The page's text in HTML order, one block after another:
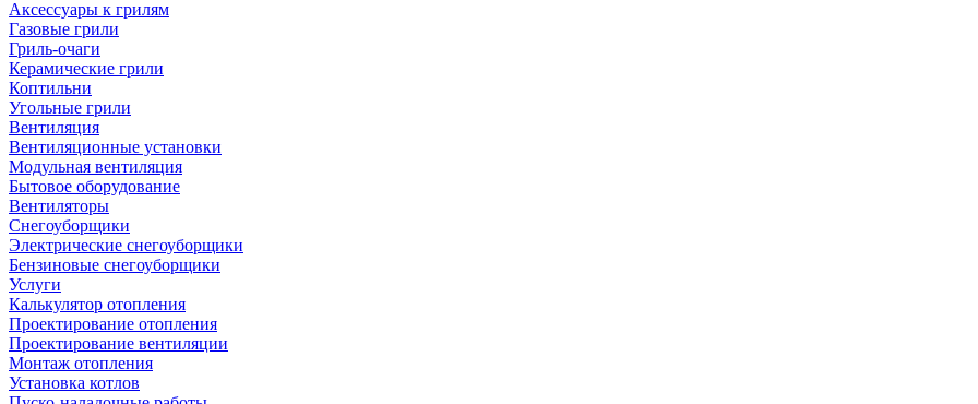
Аксессуары к грилям
Газовые грили
Гриль-очаги
Керамические грили
Коптильни
Угольные грили
Вентиляция
Вентиляционные установки
Модульная вентиляция
Бытовое оборудование
Вентиляторы
Снегоуборщики
Электрические снегоуборщики
Бензиновые снегоуборщики
Услуги
Калькулятор отопления
Проектирование отопления
Проектирование вентиляции
Монтаж отопления
Установка котлов